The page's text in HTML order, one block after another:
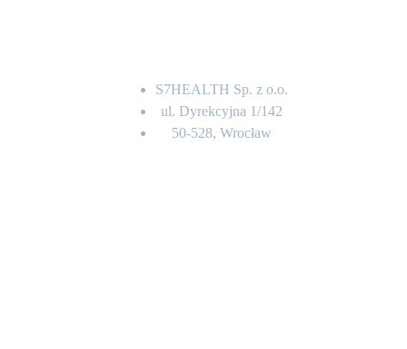
S7HEALTH Sp. z o.o.
ul. Dyrekcyjna 1/142
50-528, Wrocław